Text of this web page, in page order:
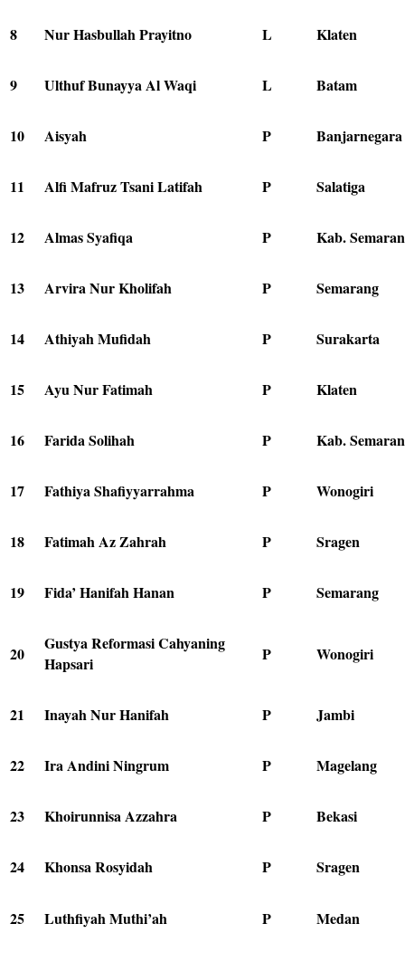
8 Nur Hasbullah Prayitno L Klaten
9 Ulthuf Bunayya Al Waqi L Batam
10 Aisyah P Banjarnegara
11 Alfi Mafruz Tsani Latifah P Salatiga
12 Almas Syafiqa P Kab.
13 Arvira Nur Kholifah P Semarang
14 Athiyah Mufidah P Surakarta
15 Ayu Nur Fatimah P Klaten
16 Farida Solihah P Kab.
17 Fathiya Shafiyyarrahma P Wonogiri
18 Fatimah Az Zahrah P Sragen
19 Fida’ Hanifah Hanan P Semarang
20
Gustya Reformasi Cahyaning
Hapsari
P Wonogiri
21 Inayah Nur Hanifah P Jambi
22 Ira Andini Ningrum P Magelang
23 Khoirunnisa Azzahra P Bekasi
24 Khonsa Rosyidah P Sragen
25 Luthfiyah Muthi’ah P Medan